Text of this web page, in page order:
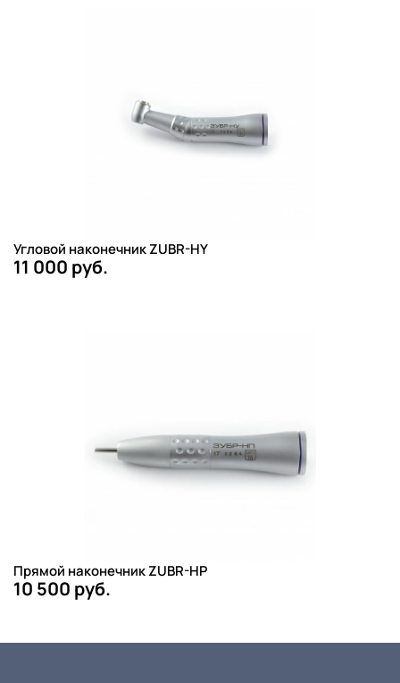
Угловой наконечник ZUBR-HY
11 000 руб.
Прямой наконечник ZUBR-HP
10 500 руб.